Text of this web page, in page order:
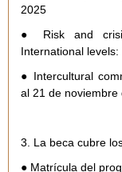
2025
● Risk and
International
● Intercultural
al 21 de noviembre
3. La beca cubre
● Matrícula del